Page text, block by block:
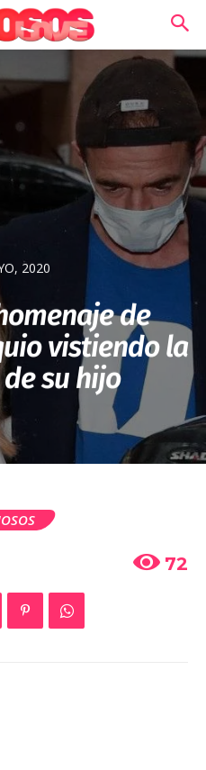
2020
de
vistiendo la
su hijo
72